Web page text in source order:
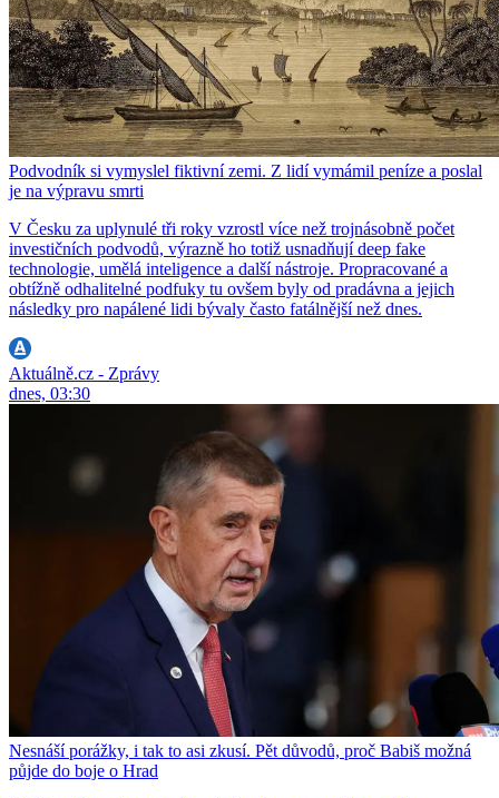
Podvodník si vymyslel fiktivní zemi. Z lidí vymámil peníze a poslal
je na výpravu smrti
V Česku za uplynulé tři roky vzrostl více než trojnásobně počet
investičních podvodů, výrazně ho totiž usnadňují deep fake
technologie, umělá inteligence a další nástroje. Propracované a
obtížně odhalitelné podfuky tu ovšem byly od pradávna a jejich
následky pro napálené lidi bývaly často fatálnější než dnes.
Aktuálně.cz - Zprávy
dnes, 03:30
Nesnáší porážky, i tak to asi zkusí. Pět důvodů, proč Babiš možná
půjde do boje o Hrad